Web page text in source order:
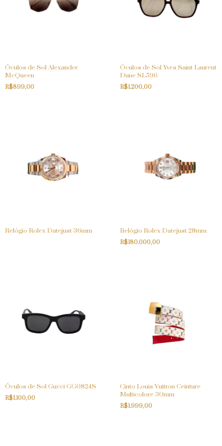
Óculos de Sol Alexander
McQueen
R$899,00
Óculos de Sol Yves Saint Laurent
Dune SL596
R$1.200,00
Relógio Rolex Datejust 36mm Relógio Rolex Datejust 28mm
R$180.000,00
Óculos de Sol Gucci GG0824S
R$1.100,00
Cinto Louis Vuitton Ceinture
Multicolore 30mm
R$1.999,00